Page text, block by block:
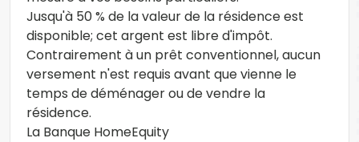
Jusqu'à 50 % de la valeur de la résidence est
disponible; cet argent est libre d'impôt.
Contrairement à un prêt conventionnel, aucun
versement n'est requis avant que vienne le
temps de déménager ou de vendre la
résidence.
La Banque HomeEquity